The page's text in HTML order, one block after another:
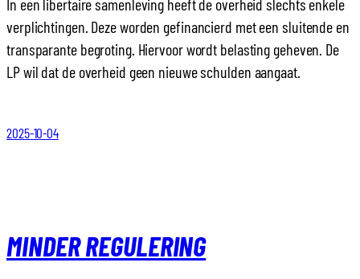
In een libertaire samenleving heeft de overheid slechts enkele
verplichtingen. Deze worden gefinancierd met een sluitende en
transparante begroting. Hiervoor wordt belasting geheven. De
LP wil dat de overheid geen nieuwe schulden aangaat.
2025-10-04
MINDER REGULERING